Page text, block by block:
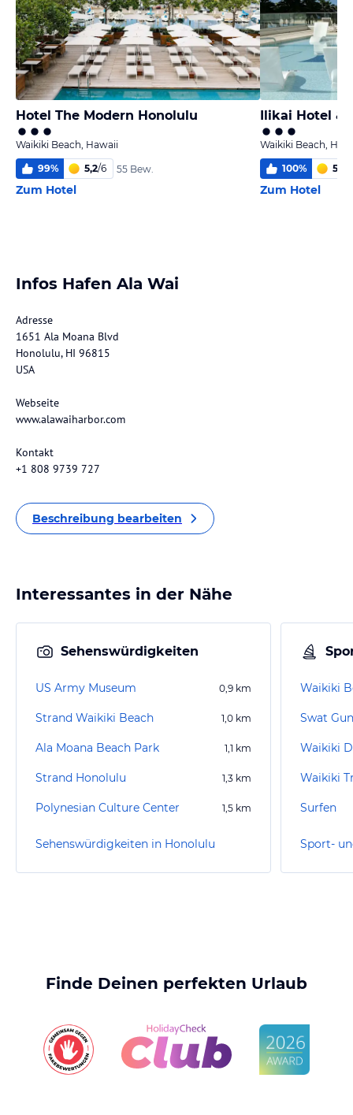
Hotel The Modern Honolulu
Waikiki Beach, Hawaii
99% 5,2/6 55 Bew.
Zum Hotel
Ilikai Hotel &
Waikiki Beach,
100% 5,9
Zum Hotel
Infos Hafen Ala Wai
Adresse
1651 Ala Moana Blvd
Honolulu, HI 96815
USA
Webseite
www.alawaiharbor.com
Kontakt
+1 808 9739 727
Beschreibung bearbeiten
Interessantes in der Nähe
Sehenswürdigkeiten
US Army Museum 0,9 km
Strand Waikiki Beach 1,0 km
Ala Moana Beach Park 1,1 km
Strand Honolulu 1,3 km
Polynesian Culture Center 1,5 km
Sehenswürdigkeiten in Honolulu
Waikiki
Swat
Waikiki
Waikiki
Surfen
Finde Deinen perfekten Urlaub